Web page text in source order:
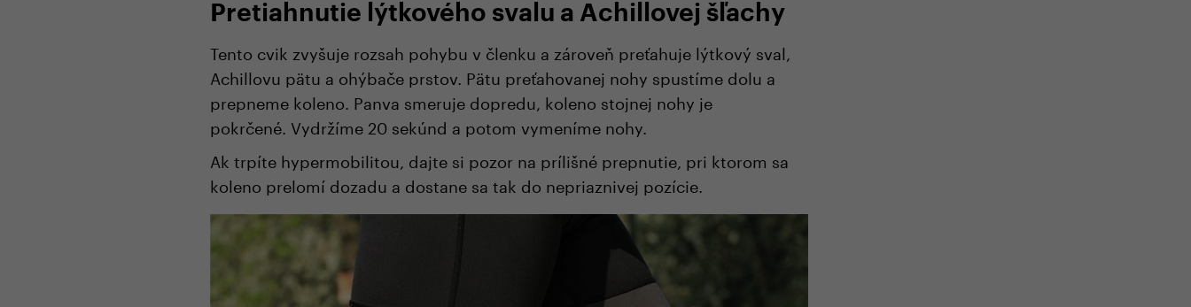
Pretiahnutie lýtkového svalu a Achillovej šľachy
Tento cvik zvyšuje rozsah pohybu v členku a zároveň preťahuje lýtkový sval,
Achillovu pätu a ohýbače prstov. Pätu preťahovanej nohy spustíme dolu a
prepneme koleno. Panva smeruje dopredu, koleno stojnej nohy je
pokrčené. Vydržíme 20 sekúnd a potom vymeníme nohy.
Ak trpíte hypermobilitou, dajte si pozor na prílišné prepnutie, pri ktorom sa
koleno prelomí dozadu a dostane sa tak do nepriaznivej pozície.